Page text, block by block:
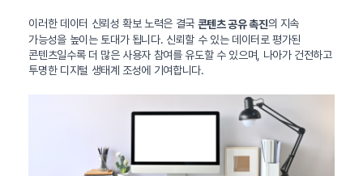
이러한 데이터 신뢰성 확보 노력은 결국 콘텐츠 공유 촉진의 지속
가능성을 높이는 토대가 됩니다. 신뢰할 수 있는 데이터로 평가된
콘텐츠일수록 더 많은 사용자 참여를 유도할 수 있으며, 나아가 건전하고
투명한 디지털 생태계 조성에 기여합니다.